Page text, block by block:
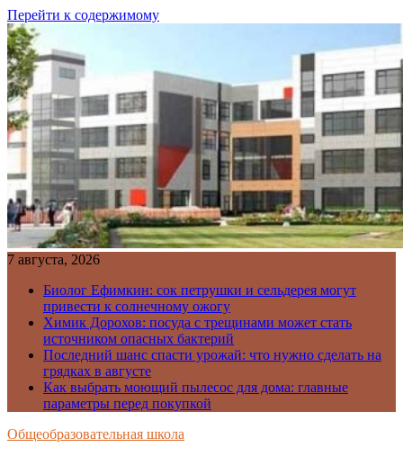
Перейти к содержимому
7 августа, 2026
Биолог Ефимкин: сок петрушки и сельдерея могут
привести к солнечному ожогу
Химик Дорохов: посуда с трещинами может стать
источником опасных бактерий
Последний шанс спасти урожай: что нужно сделать на
грядках в августе
Как выбрать моющий пылесос для дома: главные
параметры перед покупкой
Общеобразовательная школа